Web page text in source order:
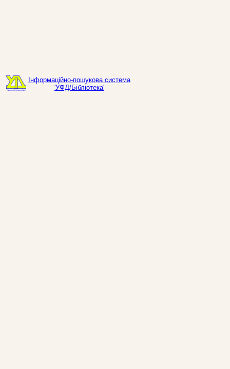
Інформаційно-пошукова система
'УФД/Бібліотека'